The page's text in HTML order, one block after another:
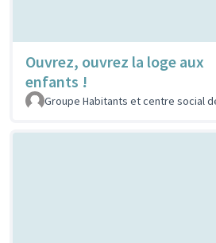
Ouvrez, ouvrez la loge aux
enfants !
Groupe Habitants et centre social